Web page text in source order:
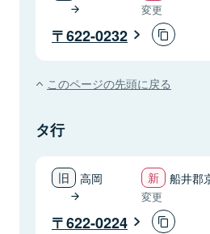
変更
622-0232
このページの先頭に戻る
タ行
高岡 船井郡
変更
622-0224